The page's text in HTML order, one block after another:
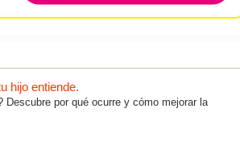
hijo entiende.
por qué ocurre y cómo mejorar la